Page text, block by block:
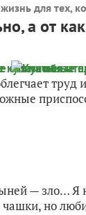
для тех,
а от
труд
— зло… Я
но